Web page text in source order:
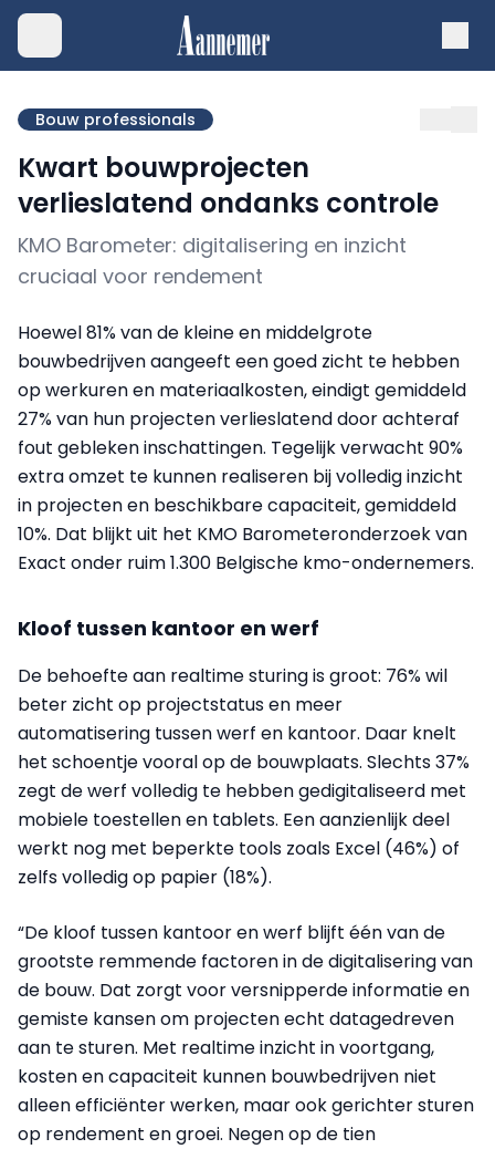
Bouw professionals
Kwart bouwprojecten
verlieslatend ondanks controle
KMO Barometer: digitalisering en inzicht
cruciaal voor rendement
Hoewel 81% van de kleine en middelgrote
bouwbedrijven aangeeft een goed zicht te hebben
op werkuren en materiaalkosten, eindigt gemiddeld
27% van hun projecten verlieslatend door achteraf
fout gebleken inschattingen. Tegelijk verwacht 90%
extra omzet te kunnen realiseren bij volledig inzicht
in projecten en beschikbare capaciteit, gemiddeld
10%. Dat blijkt uit het KMO Barometeronderzoek van
Exact onder ruim 1.300 Belgische kmo-ondernemers.
Kloof tussen kantoor en werf
De behoefte aan realtime sturing is groot: 76% wil
beter zicht op projectstatus en meer
automatisering tussen werf en kantoor. Daar knelt
het schoentje vooral op de bouwplaats. Slechts 37%
zegt de werf volledig te hebben gedigitaliseerd met
mobiele toestellen en tablets. Een aanzienlijk deel
werkt nog met beperkte tools zoals Excel (46%) of
zelfs volledig op papier (18%).
“De kloof tussen kantoor en werf blijft één van de
grootste remmende factoren in de digitalisering van
de bouw. Dat zorgt voor versnipperde informatie en
gemiste kansen om projecten echt datagedreven
aan te sturen. Met realtime inzicht in voortgang,
kosten en capaciteit kunnen bouwbedrijven niet
alleen efficiënter werken, maar ook gerichter sturen
op rendement en groei. Negen op de tien